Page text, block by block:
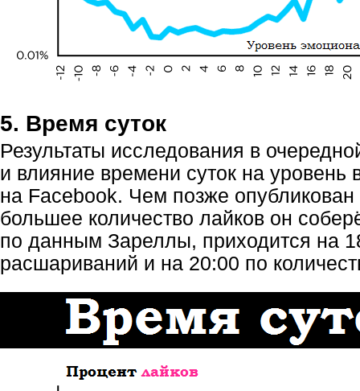
5. Время суток
Результаты исследования в
и влияние времени суток на уровень
на Facebook. Чем позже
большее количество лайков он
по данным Зареллы, приходится на
расшариваний и на 20:00 по